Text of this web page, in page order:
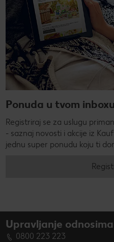
Ponuda u tvom inboxu
Registriraj se za uslugu
- saznaj novosti i akcije iz
jednu super ponudu koju ti
Upravljanje
0800 223 223